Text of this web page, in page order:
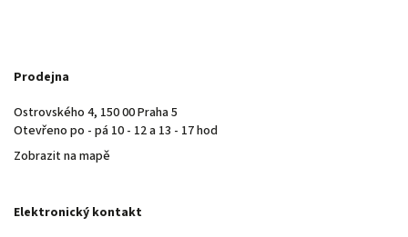
Prodejna
Ostrovského 4, 150 00 Praha 5
Otevřeno po - pá 10 - 12 a 13 - 17 hod
Zobrazit na mapě
Elektronický kontakt